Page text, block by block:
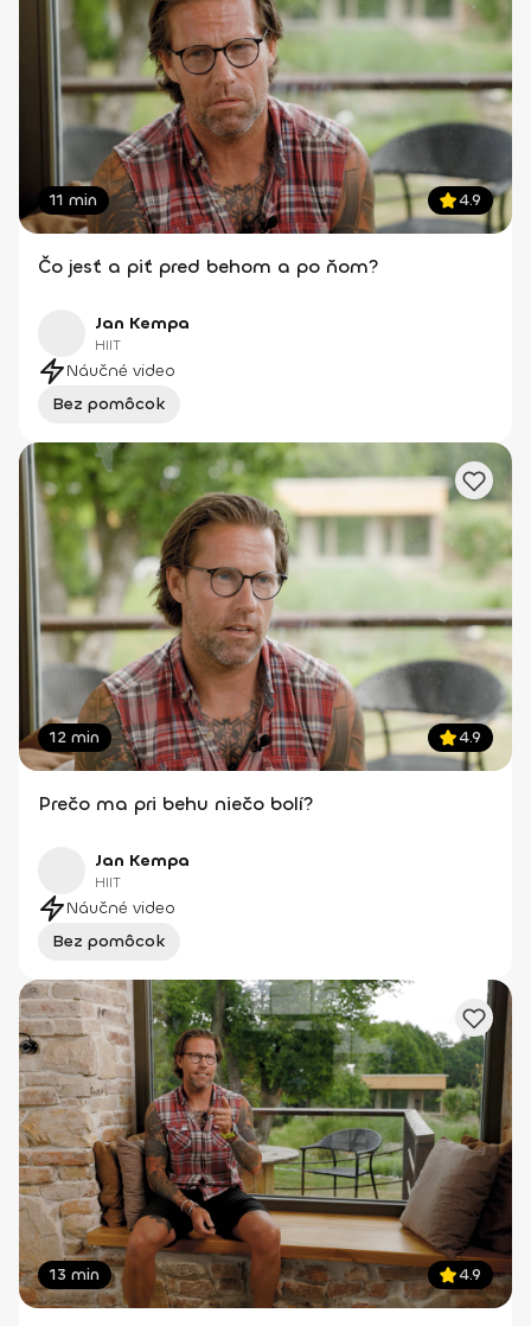
11 min 4.9
Čo jesť a piť pred behom a po ňom?
Jan Kempa
HIIT
Náučné video
Bez pomôcok
12 min 4.9
Prečo ma pri behu niečo bolí?
Jan Kempa
HIIT
Náučné video
Bez pomôcok
13 min 4.9